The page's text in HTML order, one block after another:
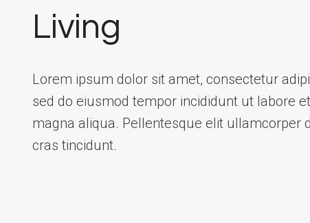
Living
Lorem ipsum dolor sit amet, consectetur
sed do eiusmod tempor incididunt ut labore
magna aliqua. Pellentesque elit ullamcorper
cras tincidunt.